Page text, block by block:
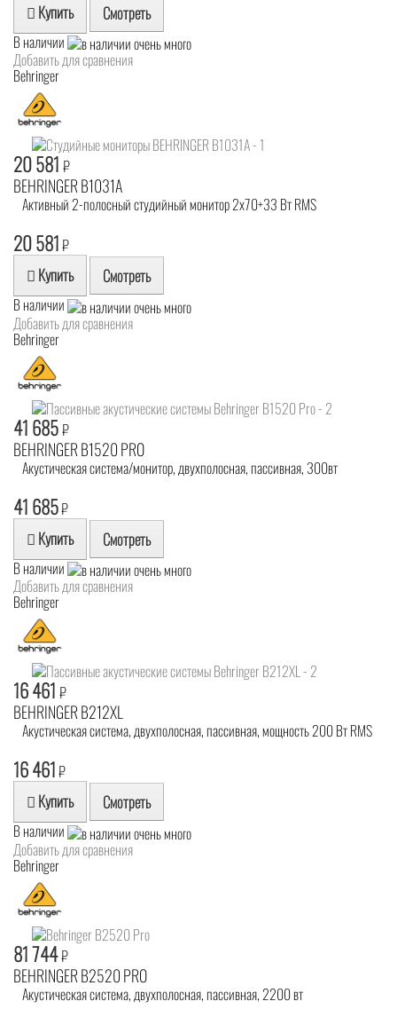
Купить Смотреть
В наличии
Добавить для сравнения
Behringer
20 581 ₽
BEHRINGER B1031A
Активный 2-полосный студийный монитор 2x70+33 Вт RMS
20 581₽
Купить Смотреть
В наличии
Добавить для сравнения
Behringer
41 685₽
BEHRINGER B1520 PRO
Акустическая система/монитор, двухполосная, пассивная, 300вт
41 685₽
Купить Смотреть
В наличии
Добавить для сравнения
Behringer
16 461 ₽
BEHRINGER B212XL
Акустическая система, двухполосная, пассивная, мощность 200 Вт RMS
16 461₽
Купить Смотреть
В наличии
Добавить для сравнения
Behringer
81 744₽
BEHRINGER B2520 PRO
Акустическая система, двухполосная, пассивная, 2200 вт